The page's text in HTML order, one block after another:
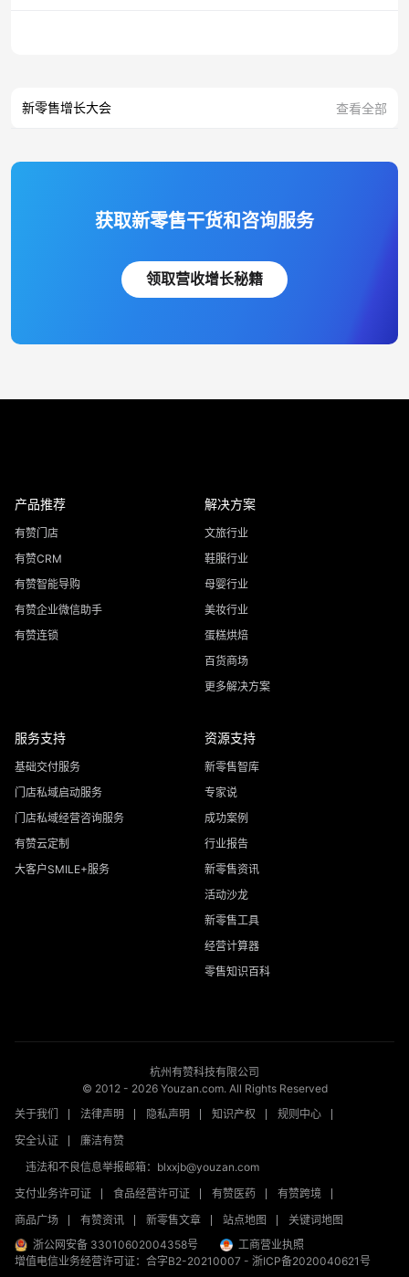
新零售增长大会 查看全部
获取新零售干货和咨询服务
领取营收增长秘籍
产品推荐
有赞门店
有赞CRM
有赞智能导购
有赞企业微信助手
有赞连锁
解决方案
文旅行业
鞋服行业
母婴行业
美妆行业
蛋糕烘焙
百货商场
更多解决方案
服务支持
基础交付服务
门店私域启动服务
门店私域经营咨询服务
有赞云定制
大客户SMILE+服务
资源支持
新零售智库
专家说
成功案例
行业报告
新零售资讯
活动沙龙
新零售工具
经营计算器
零售知识百科
杭州有赞科技有限公司
© 2012 - 2026Youzan.com. All Rights Reserved
关于我们
法律声明 隐私声明 知识产权
规则中心
安全认证
廉洁有赞
违法和不良信息举报邮箱：blxxjb@youzan.com
支付业务许可证
食品经营许可证 有赞医药
有赞跨境
商品广场
有赞资讯 新零售文章 站点地图
关键词地图
浙公网安备 33010602004358号
工商营业执照
增值电信业务经营许可证：合字B2-20210007 - 浙ICP备2020040621号